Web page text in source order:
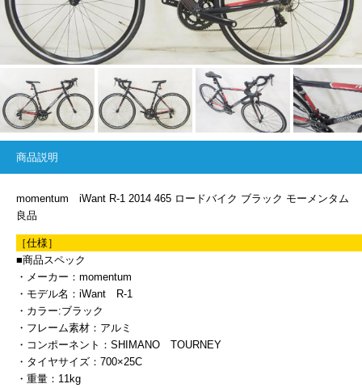
商品説明
momentum iWant R-1 2014 465 ロードバイク ブラック モーメンタム
良品
［仕様］
■商品スペック
・メーカー：momentum
・モデル名：iWant R-1
・カラー:ブラック
・フレーム素材：アルミ
・コンポーネント：SHIMANO TOURNEY
・タイヤサイズ：700×25C
・重量：11kg